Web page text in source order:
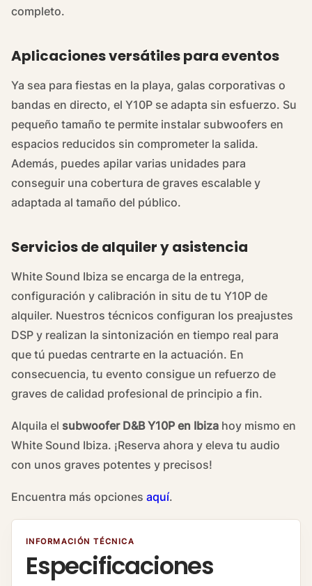
completo.
Aplicaciones versátiles para eventos
Ya sea para fiestas en la playa, galas corporativas o
bandas en directo, el Y10P se adapta sin esfuerzo. Su
pequeño tamaño te permite instalar subwoofers en
espacios reducidos sin comprometer la salida.
Además, puedes apilar varias unidades para
conseguir una cobertura de graves escalable y
adaptada al tamaño del público.
Servicios de alquiler y asistencia
White Sound Ibiza se encarga de la entrega,
configuración y calibración in situ de tu Y10P de
alquiler. Nuestros técnicos configuran los preajustes
DSP y realizan la sintonización en tiempo real para
que tú puedas centrarte en la actuación. En
consecuencia, tu evento consigue un refuerzo de
graves de calidad profesional de principio a fin.
Alquila el subwoofer D&B Y10P en Ibiza hoy mismo en
White Sound Ibiza. ¡Reserva ahora y eleva tu audio
con unos graves potentes y precisos!
Encuentra más opciones aquí.
INFORMACIÓN TÉCNICA
Especificaciones